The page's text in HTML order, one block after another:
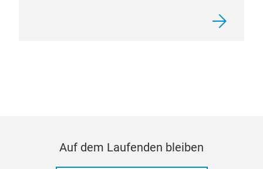
Auf dem Laufenden bleiben